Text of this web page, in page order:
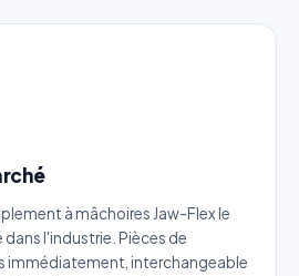
à mâchoires Jaw-Flex le
l'industrie. Pièces de
immédiatement, interchangeable